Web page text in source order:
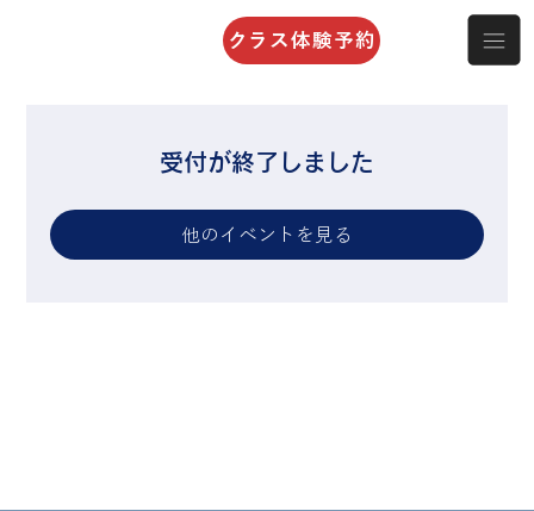
クラス体験予約
受付が終了しました
他のイベントを見る